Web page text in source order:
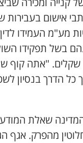
אישום בעבירות
מע"מ העמידו
בשל תפקידו
שקלים. "אתה קוף
כל הדרך בנסיון
שאלת
מהפרק. אגף